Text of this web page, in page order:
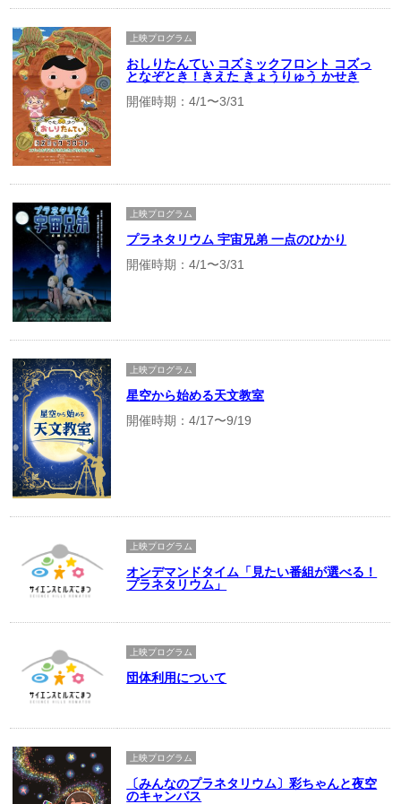
上映プログラム
おしりたんてい コズミックフロント コズっ
となぞとき！きえた きょうりゅう かせき
開催時期：4/1〜3/31
上映プログラム
プラネタリウム 宇宙兄弟 一点のひかり
開催時期：4/1〜3/31
上映プログラム
星空から始める天文教室
開催時期：4/17〜9/19
上映プログラム
オンデマンドタイム「見たい番組が選べる！
プラネタリウム」
上映プログラム
団体利用について
上映プログラム
〔みんなのプラネタリウム〕彩ちゃんと夜空
のキャンバス